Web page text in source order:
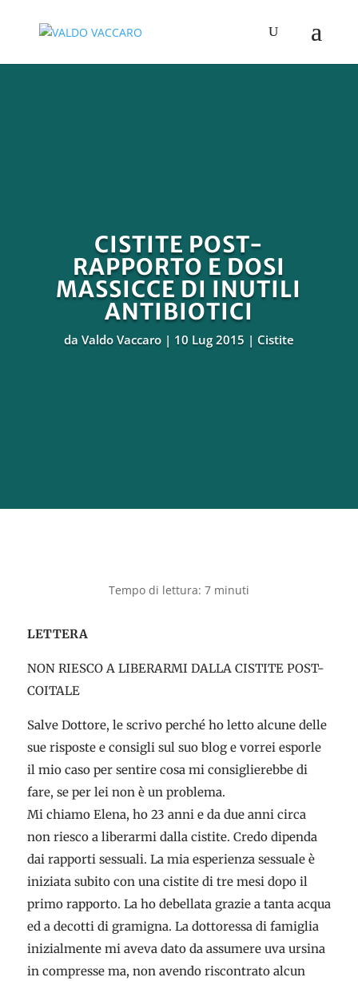
CISTITE POST-
RAPPORTO E DOSI
MASSICCE DI INUTILI
ANTIBIOTICI
da Valdo Vaccaro 10 Lug 2015 Cistite
LETTERA
NON RIESCO A LIBERARMI DALLA CISTITE POST-
COITALE
Salve Dottore, le scrivo perché ho letto alcune delle
sue risposte e consigli sul suo blog e vorrei esporle
il mio caso per sentire cosa mi consiglierebbe di
fare, se per lei non è un problema.
Mi chiamo Elena, ho 23 anni e da due anni circa
non riesco a liberarmi dalla cistite. Credo dipenda
dai rapporti sessuali. La mia esperienza sessuale è
iniziata subito con una cistite di tre mesi dopo il
primo rapporto. La ho debellata grazie a tanta acqua
ed a decotti di gramigna. La dottoressa di famiglia
inizialmente mi aveva dato da assumere uva ursina
in compresse ma, non avendo riscontrato alcun